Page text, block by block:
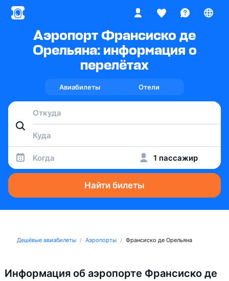
Аэропорт Франсиско де
Орельяна: информация о
перелётах
Авиабилеты Отели
Когда 1 пассажир
Найти билеты
Дешёвые авиабилеты Аэропорты Франсиско де Орельяна
Информация об аэропорте Франсиско де